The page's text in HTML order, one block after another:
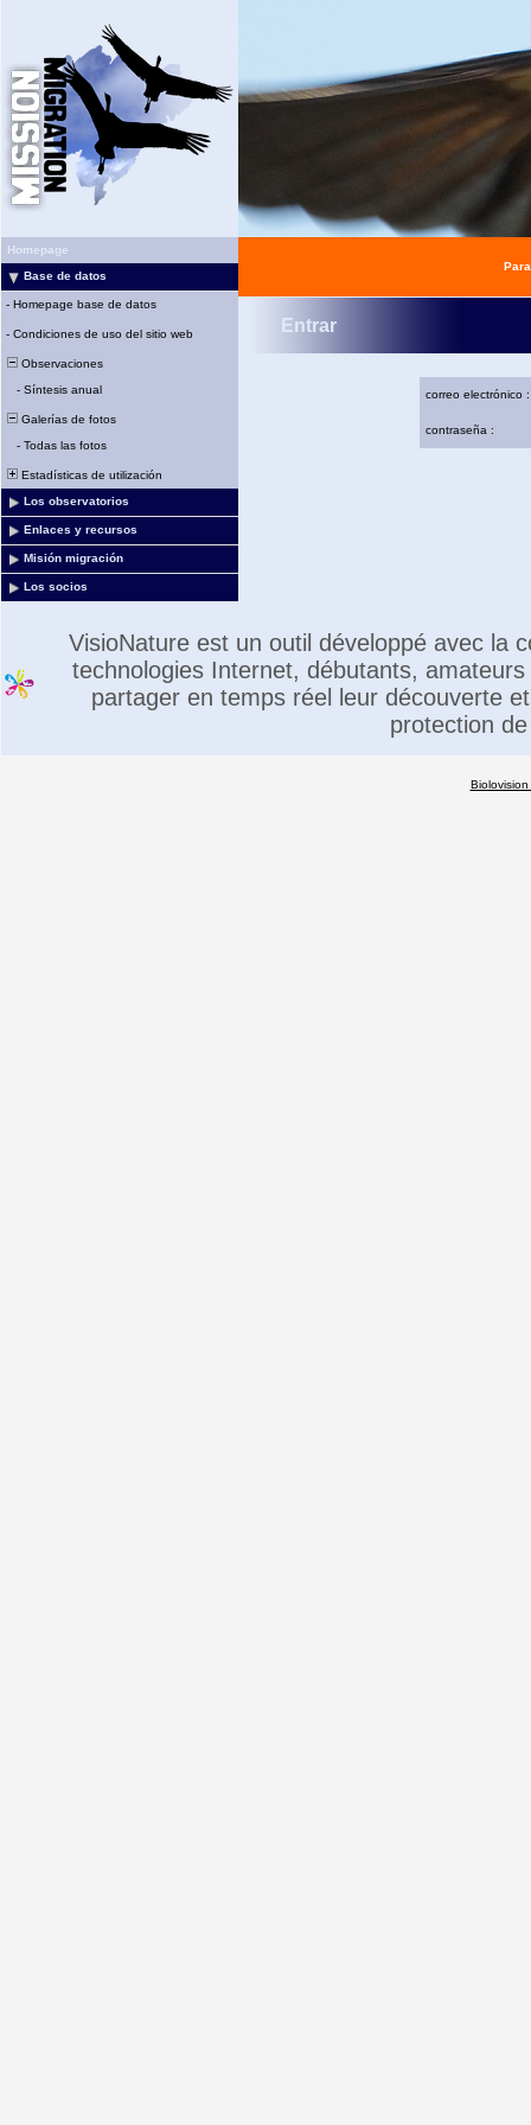
Homepage
Base de datos
- Homepage base de datos
- Condiciones de uso del sitio web
Observaciones
- Síntesis anual
Galerías de fotos
- Todas las fotos
Estadísticas de utilización
Los observatorios
Enlaces y recursos
Misión migración
Los socios
Entrar
correo electrónico :
contraseña :
VisioNature est un outil développé avec la
technologies Internet, débutants,
partager en temps réel leur découverte
protection
Biolovision